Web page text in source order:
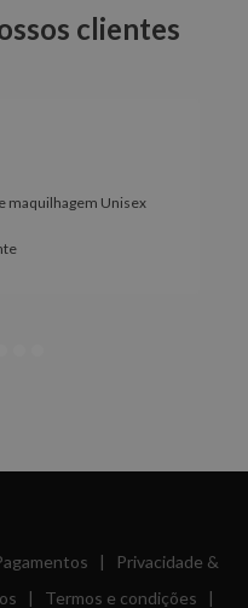
clientes
maquilhagem Unisex
|
Privacidade &
| Termos e condições |